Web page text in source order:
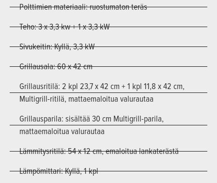
Polttimien materiaali: ruostumaton teräs
Teho: 3 x 3,3 kw + 1 x 3,3 kW
Sivukeitin: Kyllä, 3,3 kW
Grillausala: 60 x 42 cm
Grillausritilä: 2 kpl 23,7 x 42 cm + 1 kpl 11,8 x 42 cm,
Multigrill-ritilä, mattaemaloitua valurautaa
Grillausparila: sisältää 30 cm Multigrill-parila,
mattaemaloitua valurautaa
Lämmitysritilä: 54 x 12 cm, emaloitua lankaterästä
Lämpömittari: Kyllä, 1 kpl